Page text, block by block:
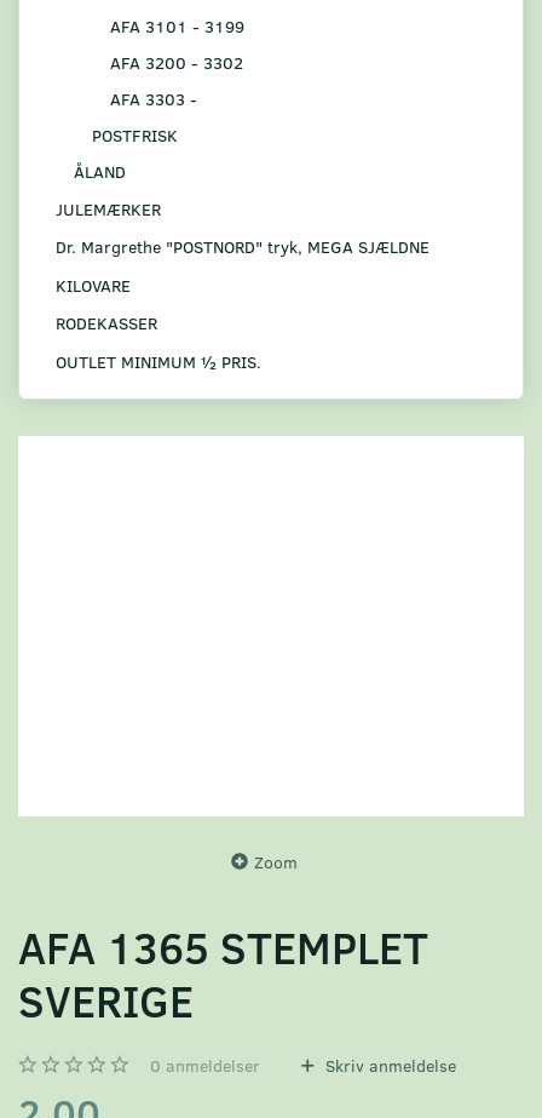
AFA 3101 - 3199
AFA 3200 - 3302
AFA 3303 -
POSTFRISK
ÅLAND
JULEMÆRKER
Dr. Margrethe "POSTNORD" tryk, MEGA SJÆLDNE
KILOVARE
RODEKASSER
OUTLET MINIMUM ½ PRIS.
Zoom
AFA 1365 STEMPLET
SVERIGE
0 anmeldelser Skriv anmeldelse